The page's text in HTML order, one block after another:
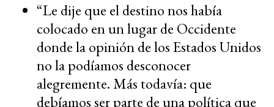
“Le dije que el destino nos había
colocado en un lugar de Occidente
donde la opinión de los Estados Unidos
no la podíamos desconocer
alegremente. Más todavía: que
debíamos ser parte de una política que